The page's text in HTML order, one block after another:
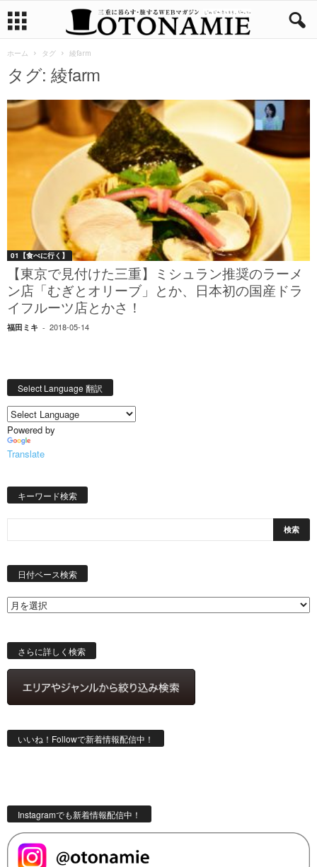
ホーム タグ 綾farm
タグ: 綾farm
01【食べに行く】
【東京で見付けた三重】ミシュラン推奨のラーメ
ン店「むぎとオリーブ」とか、日本初の国産ドラ
イフルーツ店とかさ！
福田ミキ - 2018-05-14
Select Language 翻訳
Powered by
Translate
キーワード検索
日付ベース検索
さらに詳しく検索
いいね！Followで新着情報配信中！
Instagramでも新着情報配信中！